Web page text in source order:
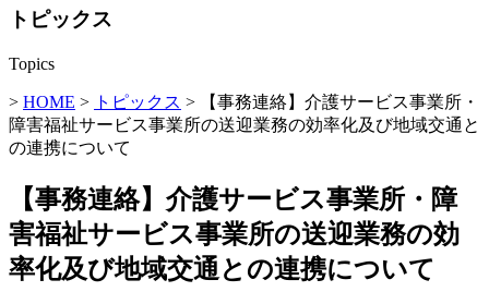
トピックス
Topics
> HOME > トピックス > 【事務連絡】介護サービス事業所・
障害福祉サービス事業所の送迎業務の効率化及び地域交通と
の連携について
【事務連絡】介護サービス事業所・障
害福祉サービス事業所の送迎業務の効
率化及び地域交通との連携について